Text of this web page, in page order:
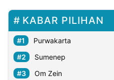
KABAR PILIHAN
Purwakarta
Sumenep
Om Zein